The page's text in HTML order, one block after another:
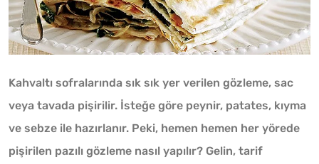
Kahvaltı sofralarında sık sık yer verilen gözleme, sac
veya tavada pişirilir. İsteğe göre peynir, patates, kıyma
ve sebze ile hazırlanır. Peki, hemen hemen her yörede
pişirilen pazılı gözleme nasıl yapılır? Gelin, tarif